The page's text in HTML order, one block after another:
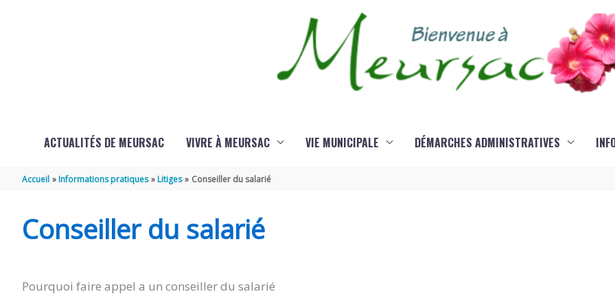
ACTUALITÉS DE MEURSAC VIVRE À MEURSAC VIE MUNICIPALE DÉMARCHES ADMINISTRATIVES
Accueil Informations pratiques Litiges Conseiller du salarié
Conseiller du salarié
Pourquoi faire appel a un conseiller du salarié